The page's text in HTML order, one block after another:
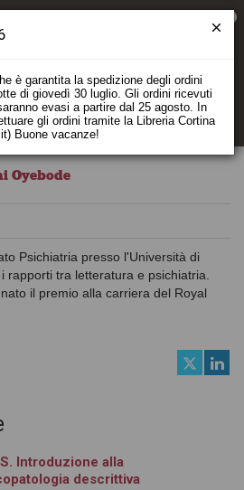
Oyebode
Psichiatria presso l'Università di
rapporti tra letteratura e psichiatria.
il premio alla carriera del Royal
Introduzione alla
descrittiva
è garantita la spedizione degli ordini
di giovedì 30 luglio. Gli ordini ricevuti
evasi a partire dal 25 agosto. In
gli ordini tramite la Libreria Cortina
Buone vacanze!